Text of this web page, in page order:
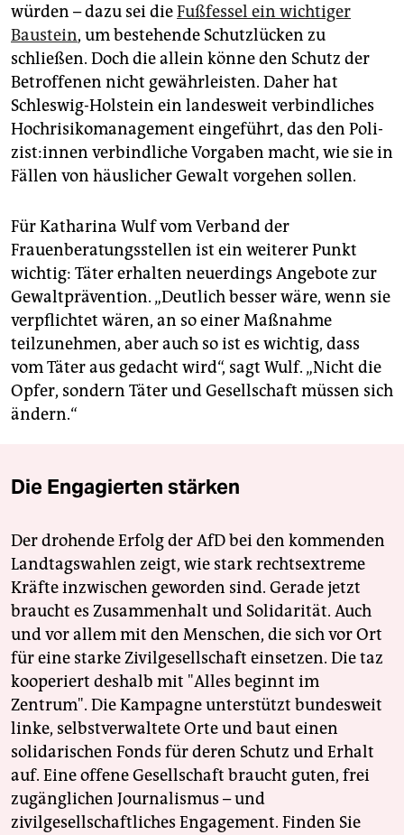
würden – dazu sei dieFußfessel ein wichtiger
Baustein, um bestehende Schutzlücken zu
schließen. Doch die allein könne den Schutz der
Betroffenen nicht gewährleisten. Daher hat
Schleswig-Holstein ein landesweit verbindliches
Hochrisikomanagement eingeführt, das den Po­li­
zis­t:in­nen verbindliche Vorgaben macht, wie sie in
Fällen von häuslicher Gewalt vorgehen sollen.
Für Katharina Wulf vom Verband der
Frauenberatungsstellen ist ein weiterer Punkt
wichtig: Täter erhalten neuerdings Angebote zur
Gewaltprävention. „Deutlich besser wäre, wenn sie
verpflichtet wären, an so einer Maßnahme
teilzunehmen, aber auch so ist es wichtig, dass
vom Täter aus gedacht wird“, sagt Wulf. „Nicht die
Opfer, sondern Täter und Gesellschaft müssen sich
ändern.“
Die Engagierten stärken
Der drohende Erfolg der AfD bei den kommenden
Landtagswahlen zeigt, wie stark rechtsextreme
Kräfte inzwischen geworden sind. Gerade jetzt
braucht es Zusammenhalt und Solidarität. Auch
und vor allem mit den Menschen, die sich vor Ort
für eine starke Zivilgesellschaft einsetzen. Die taz
kooperiert deshalb mit "Alles beginnt im
Zentrum". Die Kampagne unterstützt bundesweit
linke, selbstverwaltete Orte und baut einen
solidarischen Fonds für deren Schutz und Erhalt
auf. Eine offene Gesellschaft braucht guten, frei
zugänglichen Journalismus – und
zivilgesellschaftliches Engagement. Finden Sie